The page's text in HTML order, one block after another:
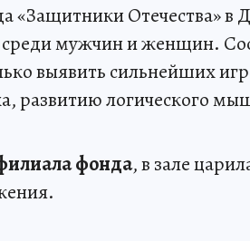
«Защитники Отечества»
среди мужчин и женщин.
выявить сильнейших
развитию логического
фонда, в зале